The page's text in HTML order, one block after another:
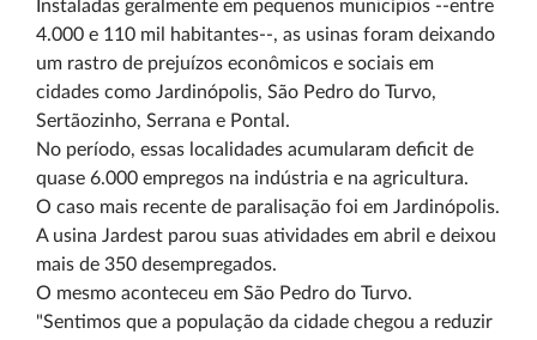
Instaladas geralmente em pequenos municípios --entre
4.000 e 110 mil habitantes--, as usinas foram deixando
um rastro de prejuízos econômicos e sociais em
cidades como Jardinópolis, São Pedro do Turvo,
Sertãozinho, Serrana e Pontal.
No período, essas localidades acumularam deficit de
quase 6.000 empregos na indústria e na agricultura.
O caso mais recente de paralisação foi em Jardinópolis.
A usina Jardest parou suas atividades em abril e deixou
mais de 350 desempregados.
O mesmo aconteceu em São Pedro do Turvo.
"Sentimos que a população da cidade chegou a reduzir